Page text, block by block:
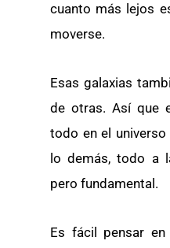
cuanto más lejos
moverse.
Esas galaxias
de otras. Así que
todo en el
lo demás, todo a
pero fundamental.
Es fácil pensar